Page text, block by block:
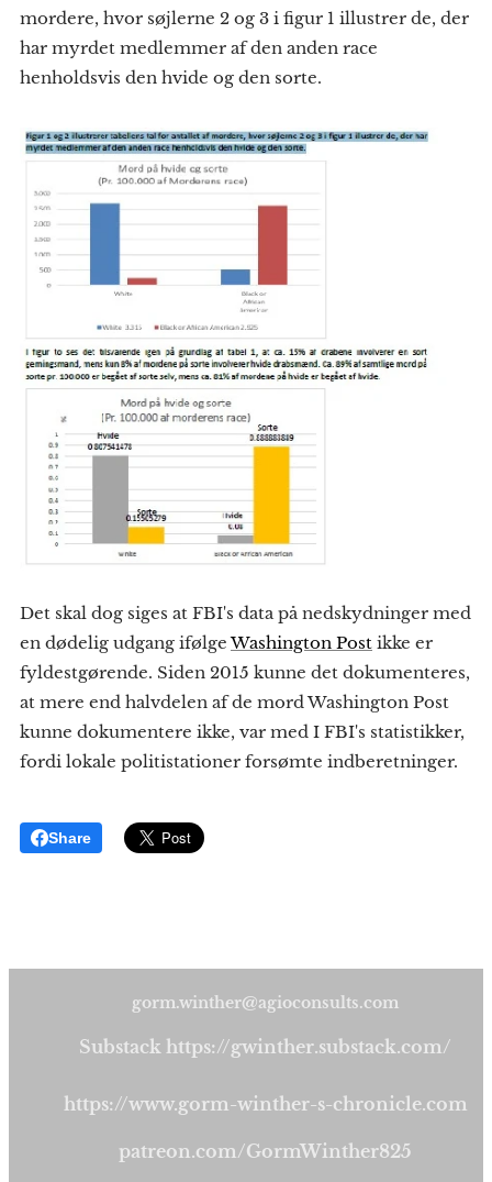
mordere, hvor søjlerne 2 og 3 i figur 1 illustrer de, der
har myrdet medlemmer af den anden race
henholdsvis den hvide og den sorte.
Det skal dog siges at FBI's data på nedskydninger med
en dødelig udgang ifølgeWashington Post ikke er
fyldestgørende. Siden 2015 kunne det dokumenteres,
at mere end halvdelen af de mord Washington Post
kunne dokumentere ikke, var med I FBI's statistikker,
fordi lokale politistationer forsømte indberetninger.
Share
gorm.winther@agioconsults.com
Substack https://gwinther.substack.com/
https://www.gorm-winther-s-chronicle.com
patreon.com/GormWinther825